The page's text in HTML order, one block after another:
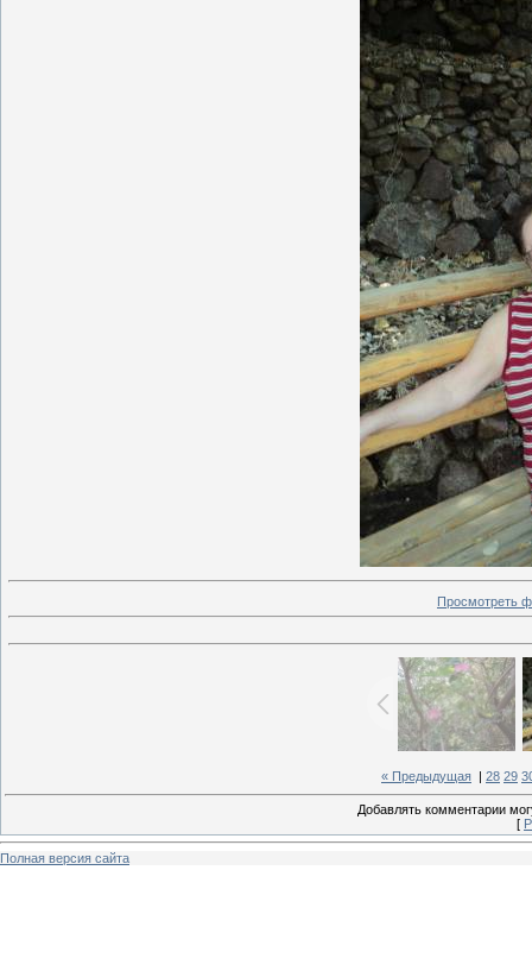
Просмотреть
« Предыдущая 28 29
Добавлять комментарии
[
Полная версия сайта